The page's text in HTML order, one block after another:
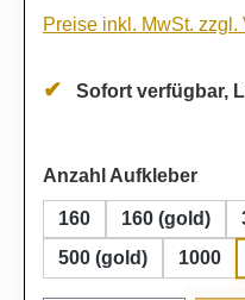
Preise inkl. MwSt. zzgl.
Sofort verfügbar,
Anzahl Aufkleber
160 160 (gold)
500 (gold)
1000